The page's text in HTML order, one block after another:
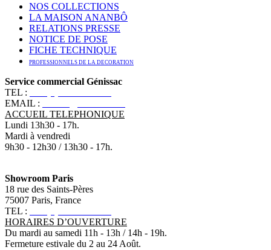
NOS COLLECTIONS
LA MAISON ANANBÔ
RELATIONS PRESSE
NOTICE DE POSE
FICHE TECHNIQUE
PROFESSIONNELS DE LA DECORATION
Service commercial Génissac
TEL :
EMAIL :
ACCUEIL TELEPHONIQUE
Lundi 13h30 - 17h.
Mardi à vendredi
9h30 - 12h30 / 13h30 - 17h.
Showroom Paris
18 rue des Saints-Pères
75007 Paris, France
TEL :
HORAIRES D’OUVERTURE
Du mardi au samedi 11h - 13h / 14h - 19h.
Fermeture estivale du 2 au 24 Août.